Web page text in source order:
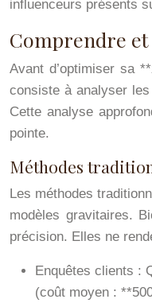
influenceurs présents
Comprendre
Avant d’optimiser sa
consiste à analyser
Cette analyse
pointe.
Méthodes
Les méthodes
modèles gravitaires.
précision. Elles ne
Enquêtes clients :
(coût moyen :